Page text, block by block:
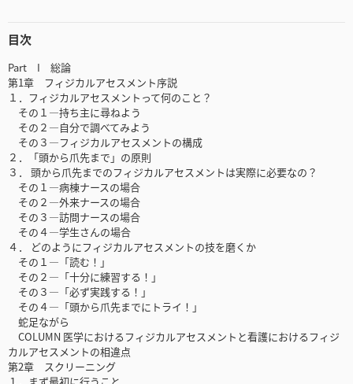
目次
Part I 総論
第1章 フィジカルアセスメント序説
１．フィジカルアセスメントって何のこと？
その１—持ち主に尋ねよう
その２—自分で調べてみよう
その３—フィジカルアセスメントの構成
２．「頭から爪先まで」の原則
３． 頭から爪先までのフィジカルアセスメントは実際に必要なの？
その１—病棟ナースの場合
その２—外来ナースの場合
その３—訪問ナースの場合
その４—学生さんの場合
４． どのようにフィジカルアセスメントの技を磨くか
その１—「読む！」
その２—「十分に練習する！」
その３—「必ず実践する！」
その４—「頭から爪先までにトライ！」
蛇足ながら
COLUMN 医学におけるフィジカルアセスメントと看護におけるフィジ
カルアセスメントの相違点
第2章 スクリーニング